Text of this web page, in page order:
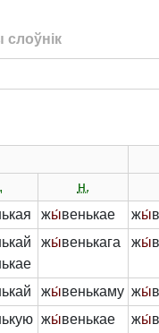
н.
жы́венькае жы́
жы́венькага жы́
жы́венькаму жы́
жы́венькае жы́